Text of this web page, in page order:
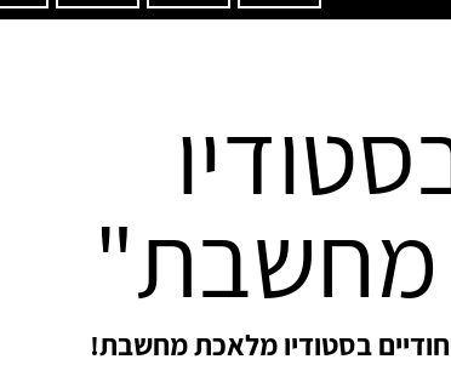
בסטודיו מלאכת מחשבת!